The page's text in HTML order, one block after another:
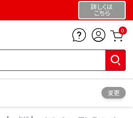
詳しくは
こちら
0
変更